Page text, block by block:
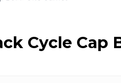
Cycle Cap